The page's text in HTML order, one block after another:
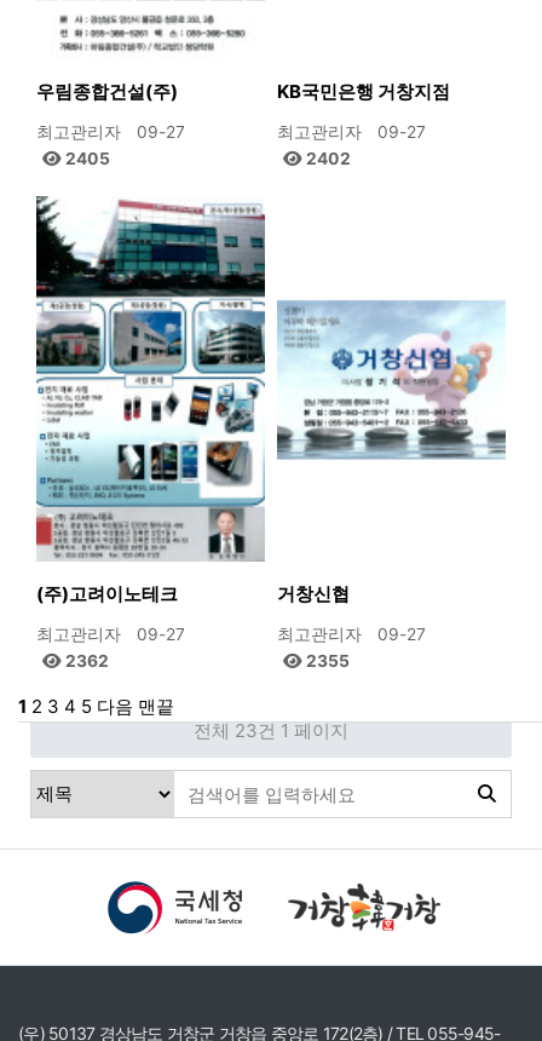
우림종합건설(주)
최고관리자
09-27
2405
KB국민은행 거창지점
최고관리자
09-27
2402
(주)고려이노테크
최고관리자
09-27
2362
거창신협
최고관리자
09-27
2355
1 2 3 4 5 다음 맨끝
전체 23건 1 페이지
(우) 50137 경상남도 거창군 거창읍 중앙로 172(2층) / TEL 055-945-